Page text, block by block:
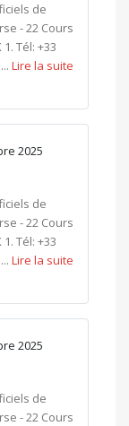
de
- 22 Cours
1. Tél: +33
Lire la suite
2025
de
- 22 Cours
1. Tél: +33
Lire la suite
2025
de
- 22 Cours